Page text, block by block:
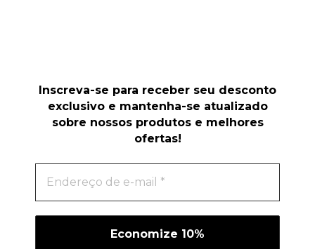
Inscreva-se para receber seu desconto
exclusivo e mantenha-se atualizado
sobre nossos produtos e melhores
ofertas!